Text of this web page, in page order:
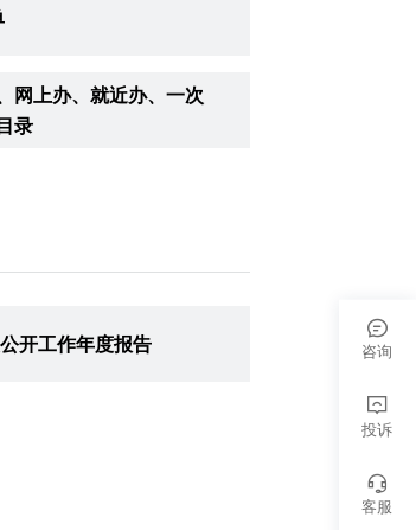
网上办、就近办、一次
录
开工作年度报告 咨询
投诉
客服